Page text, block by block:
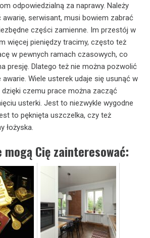
odpowiedzialną za naprawy. Należy
serwisant, musi bowiem zabrać
części zamienne. Im przestój w
więcej pieniędzy tracimy, często też
w pewnych ramach czasowych, co
presję. Dlatego też nie można pozwolić
awarie. Wiele usterek udaje się usunąć w
czemu prace można zacząć
usterki. Jest to niezwykle wygodne
to pęknięta uszczelka, czy też
łożyska.
Cię zainteresować: